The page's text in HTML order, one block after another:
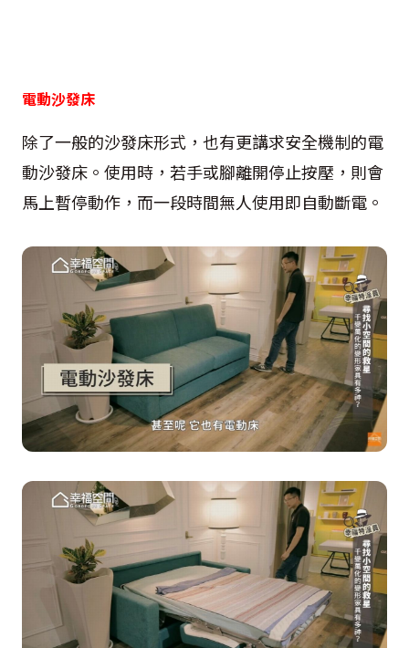
電動沙發床
除了一般的沙發床形式，也有更講求安全機制的電
動沙發床。使用時，若手或腳離開停止按壓，則會
馬上暫停動作，而一段時間無人使用即自動斷電。